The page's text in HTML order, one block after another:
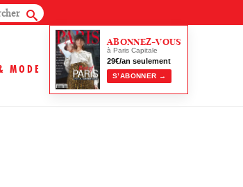
MODE
ABONNEZ-VOUS
à Paris Capitale
29€/an seulement
S’ABONNER →